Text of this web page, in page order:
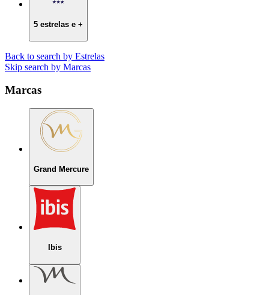
5 estrelas e +
Back to search by Estrelas
Skip search by Marcas
Marcas
Grand Mercure
Ibis